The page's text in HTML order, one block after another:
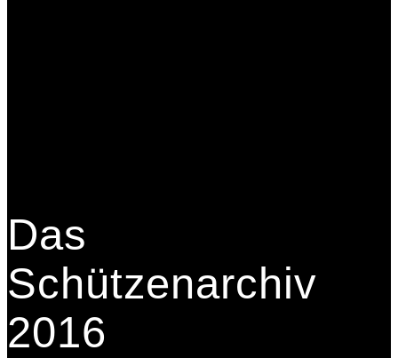
Das
Schützenarchiv
2016